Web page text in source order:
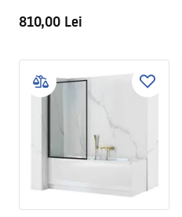
810,00 Lei